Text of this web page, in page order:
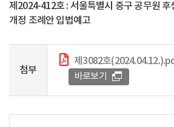
제2024-412호 : 서울특별시 중구 공무원
개정 조례안 입법예고
첨부
제3082호
바로보기